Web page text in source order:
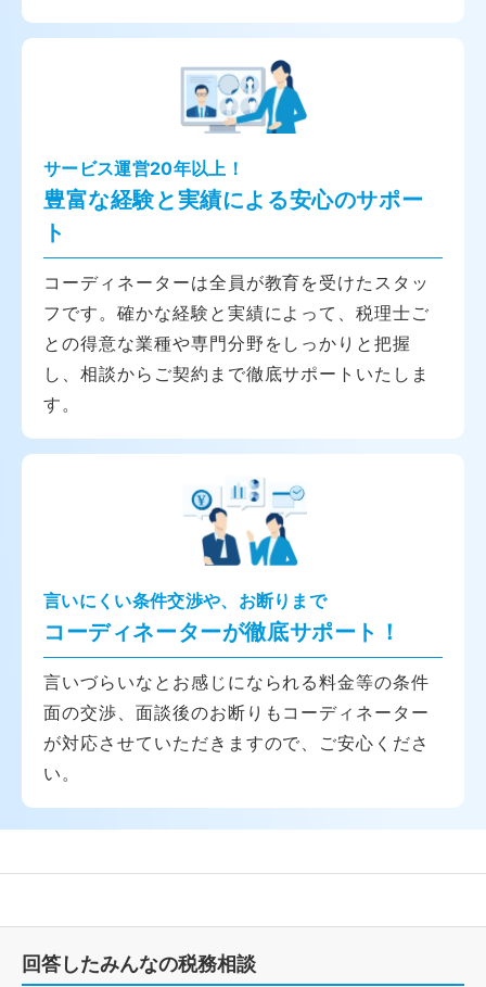
サービス運営20年以上！
豊富な経験と実績による安心のサポー
ト
コーディネーターは全員が教育を受けたスタッ
フです。確かな経験と実績によって、税理士ご
との得意な業種や専門分野をしっかりと把握
し、相談からご契約まで徹底サポートいたしま
す。
言いにくい条件交渉や、お断りまで
コーディネーターが徹底サポート！
言いづらいなとお感じになられる料金等の条件
面の交渉、面談後のお断りもコーディネーター
が対応させていただきますので、ご安心くださ
い。
回答したみんなの税務相談